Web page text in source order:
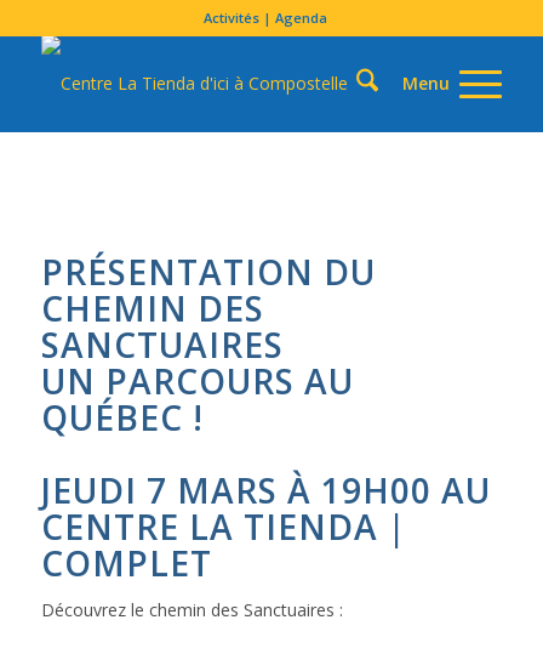
Activités | Agenda
PRÉSENTATION DU
CHEMIN DES
SANCTUAIRES
UN PARCOURS AU
QUÉBEC !
JEUDI 7 MARS À 19H00 AU
CENTRE LA TIENDA |
COMPLET
Découvrez le chemin des Sanctuaires :